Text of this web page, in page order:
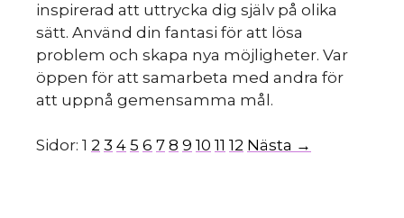
inspirerad att uttrycka dig själv på olika
sätt. Använd din fantasi för att lösa
problem och skapa nya möjligheter. Var
öppen för att samarbeta med andra för
att uppnå gemensamma mål.
Sidor: 1 2 3 4 5 6 7 8 9 10 11 12 Nästa →